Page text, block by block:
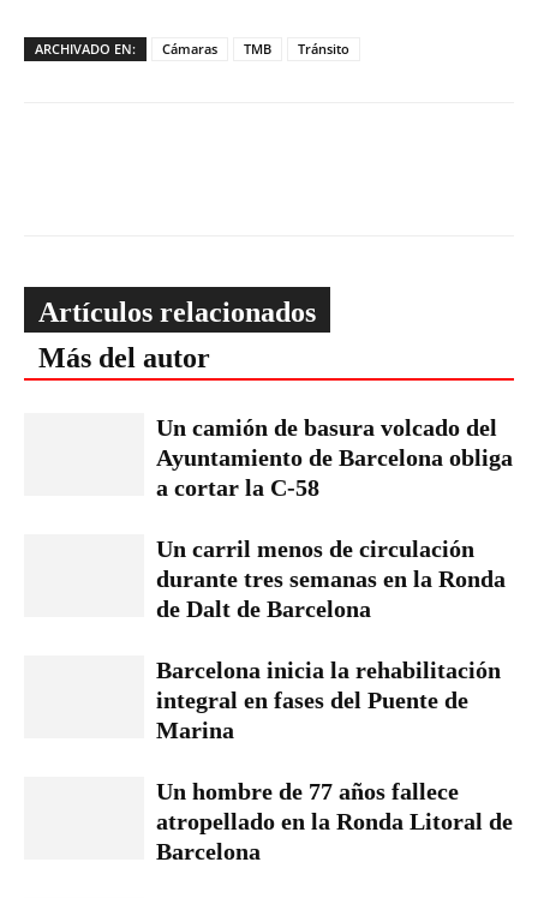
ARCHIVADO EN: Cámaras TMB Tránsito
Artículos relacionados
Más del autor
Un camión de basura volcado del
Ayuntamiento de Barcelona obliga
a cortar la C-58
Un carril menos de circulación
durante tres semanas en la Ronda
de Dalt de Barcelona
Barcelona inicia la rehabilitación
integral en fases del Puente de
Marina
Un hombre de 77 años fallece
atropellado en la Ronda Litoral de
Barcelona